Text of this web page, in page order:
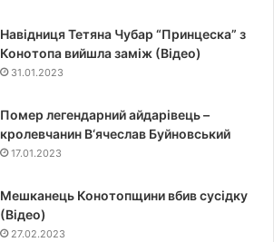
Навідниця Тетяна Чубар “Принцеска” з
Конотопа вийшла заміж (Відео)
31.01.2023
Помер легендарний айдарівець –
кролевчанин В‘ячеслав Буйновський
17.01.2023
Мешканець Конотопщини вбив сусідку
(Відео)
27.02.2023